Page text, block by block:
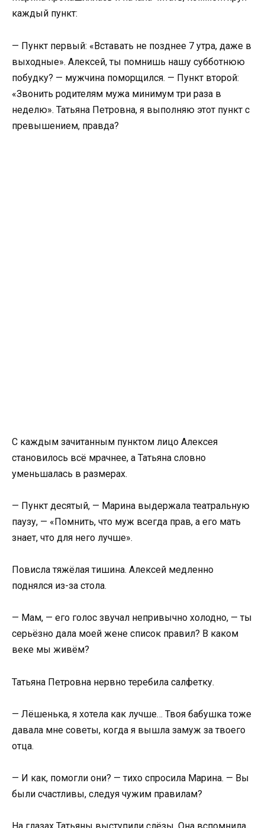
каждый пункт:
— Пункт первый: «Вставать не позднее 7 утра, даже в
выходные». Алексей, ты помнишь нашу субботнюю
побудку? — мужчина поморщился. — Пункт второй:
«Звонить родителям мужа минимум три раза в
неделю». Татьяна Петровна, я выполняю этот пункт с
превышением, правда?
С каждым зачитанным пунктом лицо Алексея
становилось всё мрачнее, а Татьяна словно
уменьшалась в размерах.
— Пункт десятый, — Марина выдержала театральную
паузу, — «Помнить, что муж всегда прав, а его мать
знает, что для него лучше».
Повисла тяжёлая тишина. Алексей медленно
поднялся из-за стола.
— Мам, — его голос звучал непривычно холодно, — ты
серьёзно дала моей жене список правил? В каком
веке мы живём?
Татьяна Петровна нервно теребила салфетку.
— Лёшенька, я хотела как лучше… Твоя бабушка тоже
давала мне советы, когда я вышла замуж за твоего
отца.
— И как, помогли они? — тихо спросила Марина. — Вы
были счастливы, следуя чужим правилам?